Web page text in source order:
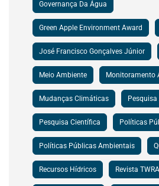
Governança Da Água
Green Apple Environment Award
José Francisco Gonçalves Júnior
Meio Ambiente Monitoramento
Mudanças Climáticas
Pesquisa Científica Políticas
Políticas Públicas Ambientais
Recursos Hídricos Revista TWRA